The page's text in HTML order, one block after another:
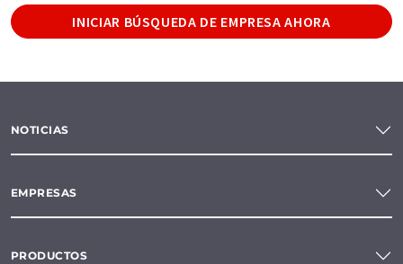
INICIAR BÚSQUEDA DE EMPRESA AHORA
NOTICIAS
EMPRESAS
PRODUCTOS